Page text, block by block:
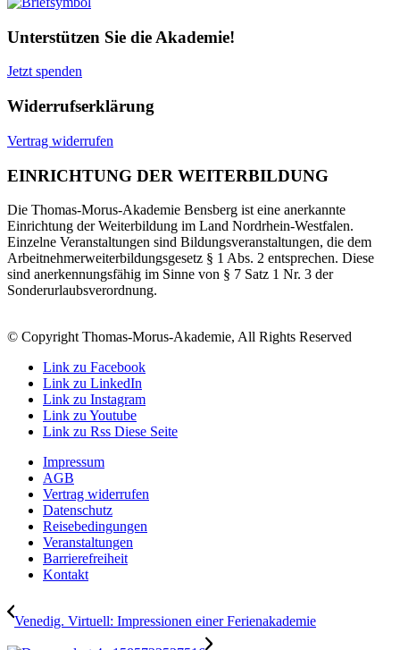
Unterstützen Sie die Akademie!
Jetzt spenden
Widerrufserklärung
Vertrag widerrufen
EINRICHTUNG DER WEITERBILDUNG
Die Thomas-Morus-Akademie Bensberg ist eine anerkannte
Einrichtung der Weiterbildung im Land Nordrhein-Westfalen.
Einzelne Veranstaltungen sind Bildungsveranstaltungen, die dem
Arbeitnehmerweiterbildungsgesetz § 1 Abs. 2 entsprechen. Diese
sind anerkennungsfähig im Sinne von § 7 Satz 1 Nr. 3 der
Sonderurlaubsverordnung.
© Copyright Thomas-Morus-Akademie, All Rights Reserved
Link zu Facebook
Link zu LinkedIn
Link zu Instagram
Link zu Youtube
Link zu Rss Diese Seite
Impressum
AGB
Vertrag widerrufen
Datenschutz
Reisebedingungen
Veranstaltungen
Barrierefreiheit
Kontakt
Venedig. Virtuell: Impressionen einer Ferienakademie